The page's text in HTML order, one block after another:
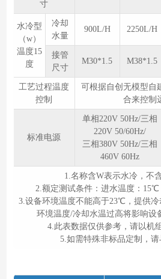
寸
⽔冷型
（w）
温度15
度
冷却
水量
900L/H 2250L/H
接管
尺寸
M30*1.5 M38*1.5
工艺过程温度
控制
可根据自创无模型自
合来控制
标准电源
单相220V 50Hz/三相
220V 50/60Hz/
三相380V 50Hz/三相
460V 60Hz
1.名称含W表示水冷，不
2.额定测试条件：进⽔温度：15℃
3.设备环境温度不能高于23℃，提供
环境温度/冷却水温过高将影响设
4.此表数据仅供参考，请以机
5.如需特殊⾮标品定制，请